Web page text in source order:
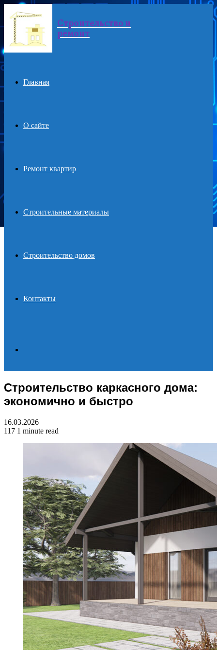
Menu Строительство и
ремонт
Главная
О сайте
Ремонт квартир
Строительные материалы
Строительство домов
Контакты
for
Строительство каркасного дома:
экономично и быстро
16.03.2026
117 1 minute read